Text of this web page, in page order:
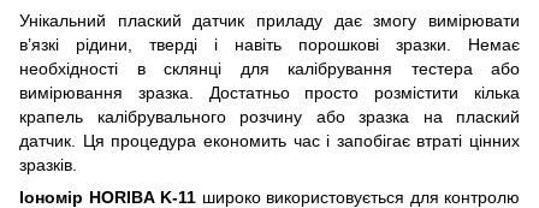
Унікальний плаский датчик приладу дає змогу вимірювати
в’язкі рідини, тверді і навіть порошкові зразки. Немає
необхідності в склянці для калібрування тестера або
вимірювання зразка. Достатньо просто розмістити кілька
крапель калібрувального розчину або зразка на плаский
датчик. Ця процедура економить час і запобігає втраті цінних
зразків.
Іономір HORIBA K-11 широко використовується для контролю